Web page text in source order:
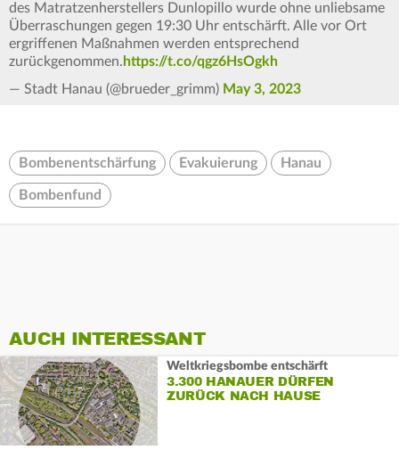
des Matratzenherstellers Dunlopillo wurde ohne unliebsame
Überraschungen gegen 19:30 Uhr entschärft. Alle vor Ort
ergriffenen Maßnahmen werden entsprechend
zurückgenommen. https://t.co/qgz6HsOgkh
— Stadt Hanau (@brueder_grimm) May 3, 2023
Bombenentschärfung Evakuierung Hanau
Bombenfund
AUCH INTERESSANT
Weltkriegsbombe entschärft
3.300 HANAUER DÜRFEN
ZURÜCK NACH HAUSE